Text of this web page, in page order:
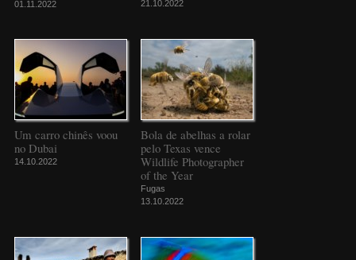
01.11.2022
21.10.2022
Um carro chinês voou
no Dubai
14.10.2022
Bola de abelhas a rolar
pelo Texas vence
Wildlife Photographer
of the Year
Fugas
13.10.2022